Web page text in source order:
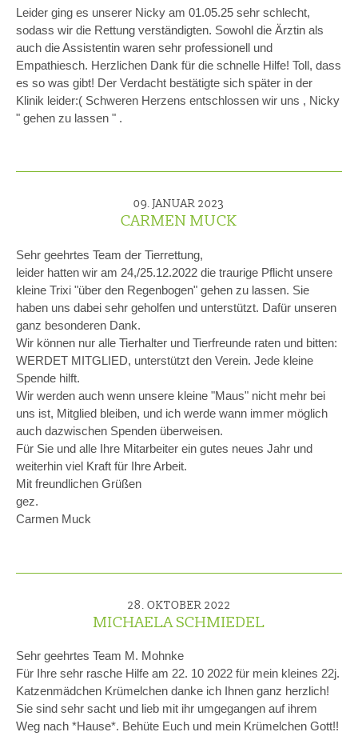
Leider ging es unserer Nicky am 01.05.25 sehr schlecht,
sodass wir die Rettung verständigten. Sowohl die Ärztin als
auch die Assistentin waren sehr professionell und
Empathiesch. Herzlichen Dank für die schnelle Hilfe! Toll, dass
es so was gibt! Der Verdacht bestätigte sich später in der
Klinik leider:( Schweren Herzens entschlossen wir uns , Nicky
" gehen zu lassen " .
09. JANUAR 2023
CARMEN MUCK
Sehr geehrtes Team der Tierrettung,
leider hatten wir am 24,/25.12.2022 die traurige Pflicht unsere
kleine Trixi "über den Regenbogen" gehen zu lassen. Sie
haben uns dabei sehr geholfen und unterstützt. Dafür unseren
ganz besonderen Dank.
Wir können nur alle Tierhalter und Tierfreunde raten und bitten:
WERDET MITGLIED, unterstützt den Verein. Jede kleine
Spende hilft.
Wir werden auch wenn unsere kleine "Maus" nicht mehr bei
uns ist, Mitglied bleiben, und ich werde wann immer möglich
auch dazwischen Spenden überweisen.
Für Sie und alle Ihre Mitarbeiter ein gutes neues Jahr und
weiterhin viel Kraft für Ihre Arbeit.
Mit freundlichen Grüßen
gez.
Carmen Muck
28. OKTOBER 2022
MICHAELA SCHMIEDEL
Sehr geehrtes Team M. Mohnke
Für Ihre sehr rasche Hilfe am 22. 10 2022 für mein kleines 22j.
Katzenmädchen Krümelchen danke ich Ihnen ganz herzlich!
Sie sind sehr sacht und lieb mit ihr umgegangen auf ihrem
Weg nach *Hause*. Behüte Euch und mein Krümelchen Gott!!